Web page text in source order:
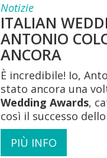
Notizie
ITALIAN
ANTONIO
ANCORA
È incredibile! Io,
stato ancora una
Wedding Awards,
così il successo dello
PIÙ INFO